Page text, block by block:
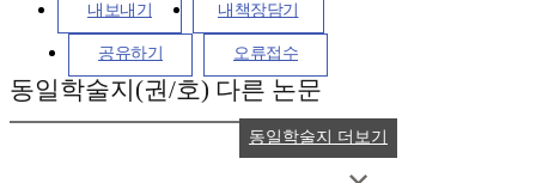
내보내기 내책장담기
공유하기 오류접수
동일학술지(권/호) 다른 논문
동일학술지 더보기